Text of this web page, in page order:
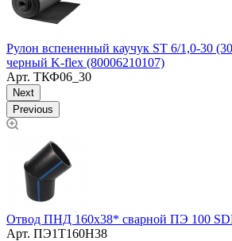
Рулон вспененный каучук ST 6/1,0-30
черный K-flex (80006210107)
Арт. ТКФ06_30
Next
Previous
Отвод ПНД 160х38* сварной ПЭ 100
Арт. ПЭ1Т160Н38